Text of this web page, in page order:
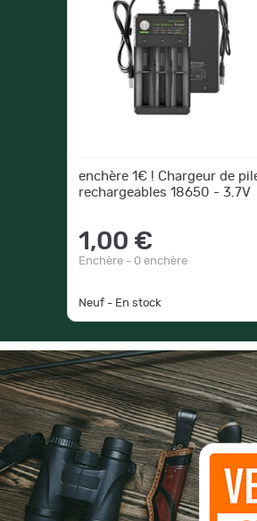
enchère 1€ ! Chargeur de
rechargeables 18650 - 3.7V
1,00 €
Enchère - 0 enchère
Neuf - En stock